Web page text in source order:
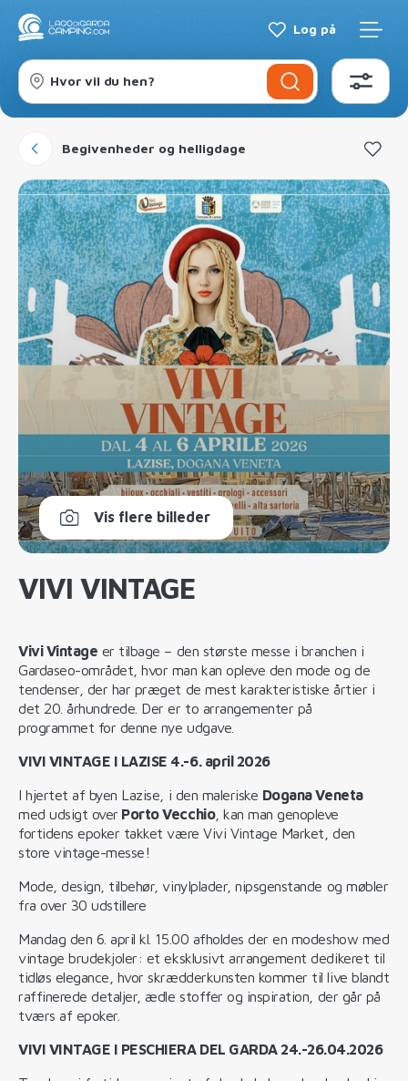
Log på
Hvor vil du hen?
Begivenheder og helligdage
Vis flere billeder
VIVI VINTAGE
Vivi Vintage er tilbage – den største messe i branchen i
Gardaseo-området, hvor man kan opleve den mode og de
tendenser, der har præget de mest karakteristiske årtier i
det 20. århundrede. Der er to arrangementer på
programmet for denne nye udgave.
VIVI VINTAGE I LAZISE 4.-6. april 2026
I hjertet af byen Lazise, i den maleriske Dogana Veneta
med udsigt over Porto Vecchio, kan man genopleve
fortidens epoker takket være Vivi Vintage Market, den
store vintage-messe!
Mode, design, tilbehør, vinylplader, nipsgenstande og møbler
fra over 30 udstillere
Mandag den 6. april kl. 15.00 afholdes der en modeshow med
vintage brudekjoler: et eksklusivt arrangement dedikeret til
tidløs elegance, hvor skrædderkunsten kommer til live blandt
raffinerede detaljer, ædle stoffer og inspiration, der går på
tværs af epoker.
VIVI VINTAGE I PESCHIERA DEL GARDA 24.-26.04.2026